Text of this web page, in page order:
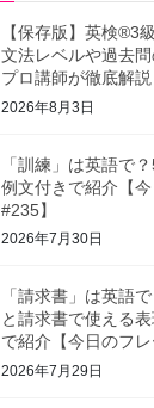
【保存版】英検®3
文法レベルや過去
プロ講師が徹底解説
2026年8月3日
「訓練」は英語で
例文付きで紹介【
#235】
2026年7月30日
「請求書」は英語
と請求書で使える
で紹介【今日のフレ
2026年7月29日